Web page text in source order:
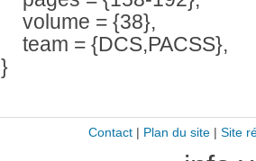
volume = {38},
team = {DCS,PACSS},
}
Contact| Plan du site| Site